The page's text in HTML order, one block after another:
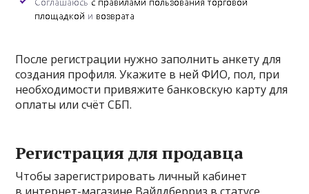
После регистрации нужно заполнить анкету для
создания профиля. Укажите в ней ФИО, пол, при
необходимости привяжите банковскую карту для
оплаты или счёт СБП.
Регистрация для продавца
Чтобы зарегистрировать личный кабинет